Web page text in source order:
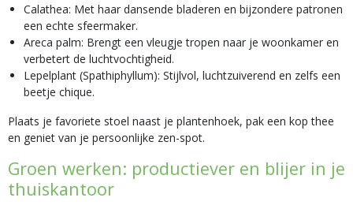
Calathea: Met haar dansende bladeren en bijzondere patronen
een echte sfeermaker.
Areca palm: Brengt een vleugje tropen naar je woonkamer en
verbetert de luchtvochtigheid.
Lepelplant (Spathiphyllum): Stijlvol, luchtzuiverend en zelfs een
beetje chique.
Plaats je favoriete stoel naast je plantenhoek, pak een kop thee
en geniet van je persoonlijke zen-spot.
Groen werken: productiever en blijer in je
thuiskantoor